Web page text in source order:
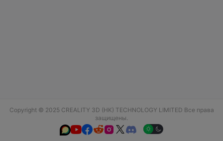
Copyright © 2025 CREALITY 3D (HK) TECHNOLOGY LIMITED Все права
защищены.
  